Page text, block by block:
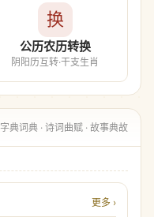
换
公历农历转换
阴阳历互转·干支生肖
字典词典 · 诗词曲赋 · 故事典故
更多 ›